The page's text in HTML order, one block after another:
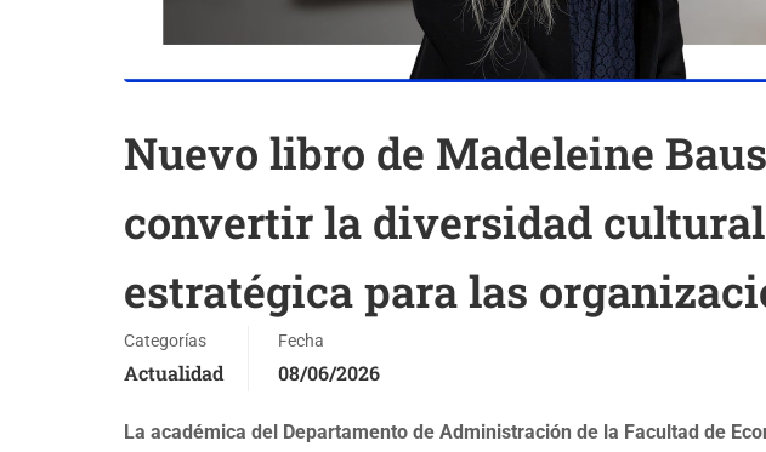
Nuevo libro de Madeleine
convertir la diversidad
estratégica para las
Categorías
Actualidad
Fecha
08/06/2026
La académica del Departamento de Administración de la Facultad de